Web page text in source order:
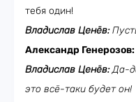
тебя один!
Владислав Ценёв:
Александр Генерозов:
Владислав Ценёв:Да-
это всё-таки будет он!